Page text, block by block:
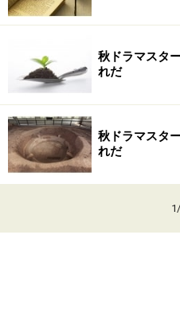
秋ドラマスタ
れだ
秋ドラマスタ
れだ
1/